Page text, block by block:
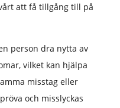
att få tillgång till på
person dra nytta av
vilket kan hjälpa
misstag eller
och misslyckas